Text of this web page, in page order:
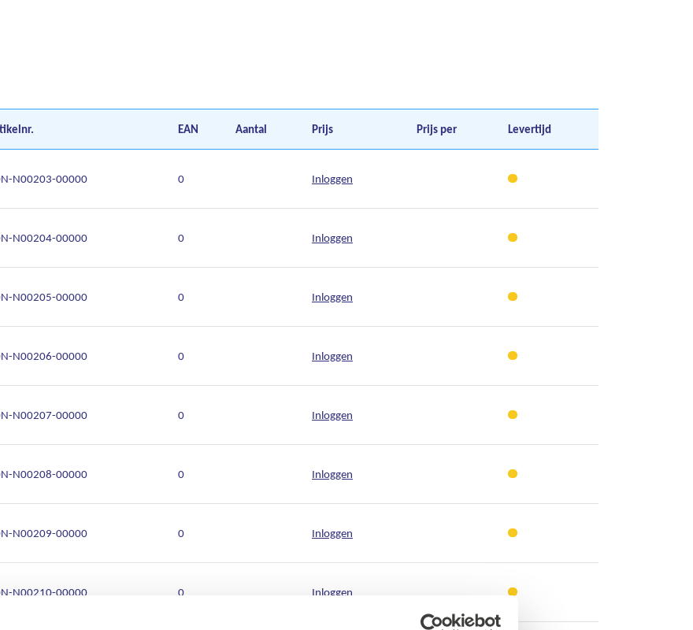
EAN Aantal Prijs Prijs per Levertijd
N00203-00000 0 Inloggen
N00204-00000 0 Inloggen
N00205-00000 0 Inloggen
N00206-00000 0 Inloggen
N00207-00000 0 Inloggen
N00208-00000 0 Inloggen
N00209-00000 0 Inloggen
N00210-00000 0 Inloggen